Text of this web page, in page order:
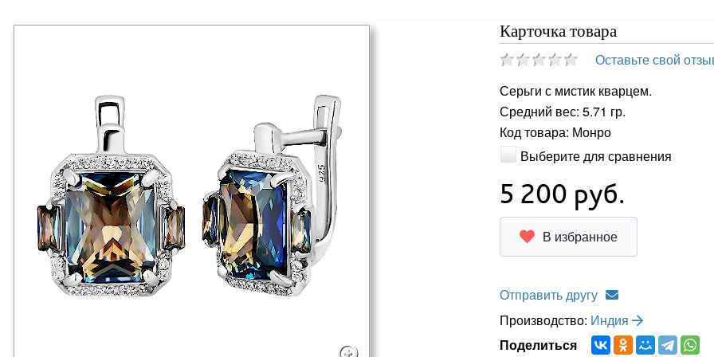
Карточка товара
Оставьте свой
Серьги с мистик кварцем.
Средний вес: 5.71 гр.
Код товара: Монро
Выберите для сравнения
5 200 руб.
В избранное
Отправить другу
Производство: Индия
Поделиться